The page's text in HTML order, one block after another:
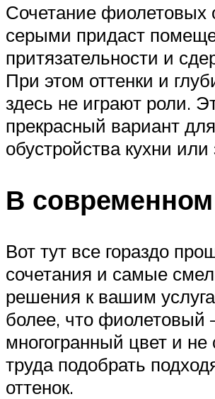
Сочетание фиолетовых
серыми придаст
притязательности и
При этом оттенки и
здесь не играют роли.
прекрасный вариант для
обустройства кухни
В
Вот тут все гораздо
сочетания и самые
решения к вашим
более, что фиолетовый
многогранный цвет и не
труда подобрать
оттенок.